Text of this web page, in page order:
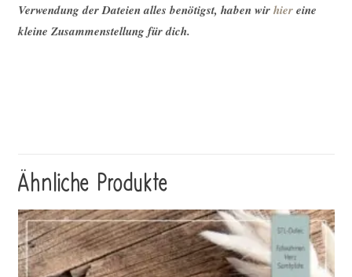
Verwendung der Dateien alles benötigst, haben wirhiereine
kleine Zusammenstellung für dich.
Ähnliche Produkte